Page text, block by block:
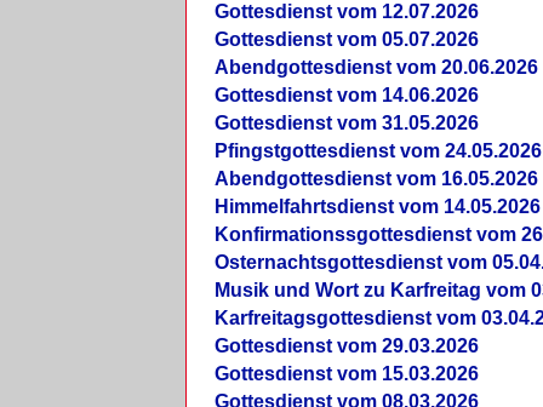
Gottesdienst vom 12.07.2026
Gottesdienst vom 05.07.2026
Abendgottesdienst vom 20.06.2026
Gottesdienst vom 14.06.2026
Gottesdienst vom 31.05.2026
Pfingstgottesdienst vom 24.05.2026
Abendgottesdienst vom 16.05.2026
Himmelfahrtsdienst vom 14.05.2026
Konfirmationssgottesdienst vom
Osternachtsgottesdienst vom
Musik und Wort zu Karfreitag vom
Karfreitagsgottesdienst vom
Gottesdienst vom 29.03.2026
Gottesdienst vom 15.03.2026
Gottesdienst vom 08.03.2026